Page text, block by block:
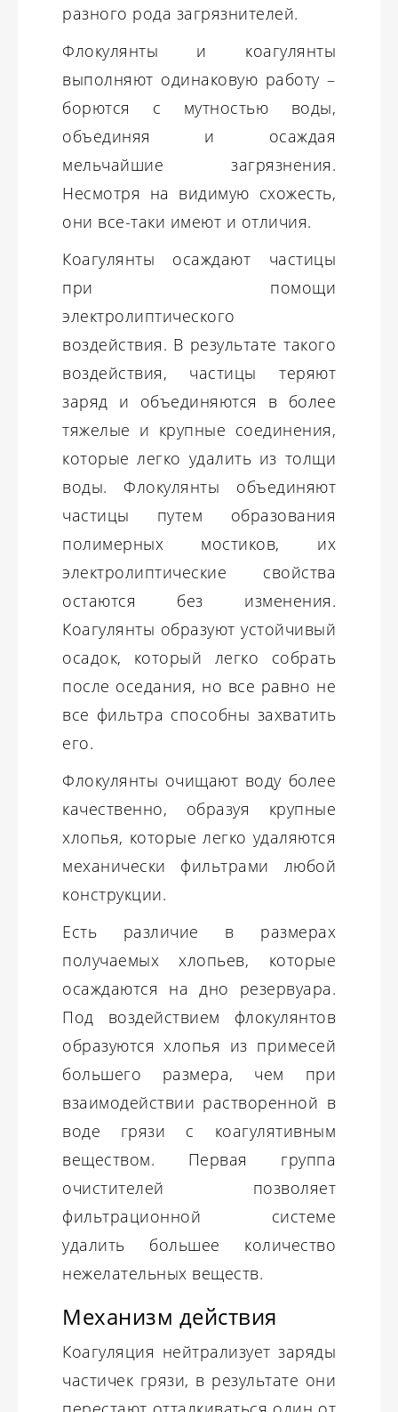
разного рода загрязнителей.
Флокулянты и коагулянты
выполняют одинаковую работу –
борются с мутностью воды,
объединяя и осаждая
мельчайшие загрязнения.
Несмотря на видимую схожесть,
они все-таки имеют и отличия.
Коагулянты осаждают частицы
при помощи
электролиптического
воздействия. В результате такого
воздействия, частицы теряют
заряд и объединяются в более
тяжелые и крупные соединения,
которые легко удалить из толщи
воды. Флокулянты объединяют
частицы путем образования
полимерных мостиков, их
электролиптические свойства
остаются без изменения.
Коагулянты образуют устойчивый
осадок, который легко собрать
после оседания, но все равно не
все фильтра способны захватить
его.
Флокулянты очищают воду более
качественно, образуя крупные
хлопья, которые легко удаляются
механически фильтрами любой
конструкции.
Есть различие в размерах
получаемых хлопьев, которые
осаждаются на дно резервуара.
Под воздействием флокулянтов
образуются хлопья из примесей
большего размера, чем при
взаимодействии растворенной в
воде грязи с коагулятивным
веществом. Первая группа
очистителей позволяет
фильтрационной системе
удалить большее количество
нежелательных веществ.
Механизм действия
Коагуляция нейтрализует заряды
частичек грязи, в результате они